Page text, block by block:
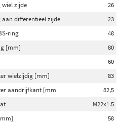
zijde
26
differentieel zijde
23
ring
48
[mm]
80
60
wielzijdig [mm]
83
aandrijfkant [mm
82,5
M22x1.5
58